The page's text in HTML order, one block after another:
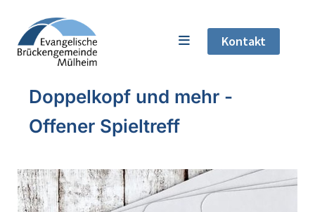
Kontakt
Doppelkopf und mehr -
Offener Spieltreff